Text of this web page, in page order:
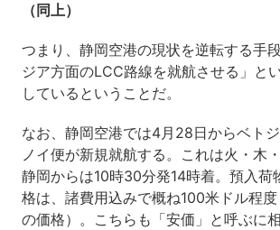
（同上）
つまり、静岡空港の現状を逆転する手
ジア方面のLCC路線を就航させる」と
しているということだ。
なお、静岡空港では4月28日からベト
ノイ便が新規就航する。これは火・木
静岡からは10時30分発14時着。預入荷
格は、諸費用込みで概ね100米ドル程
の価格）。こちらも「安価」と呼ぶに